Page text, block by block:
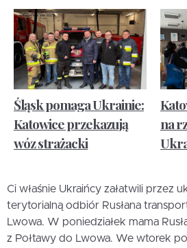
Śląsk pomaga Ukrainie:
Katowice przekazują
wóz strażacki
na
Ci właśnie Ukraińcy załatwili przez
terytorialną odbiór Rusłana
Lwowa. W poniedziałek mama
z Połtawy do Lwowa. We wtorek